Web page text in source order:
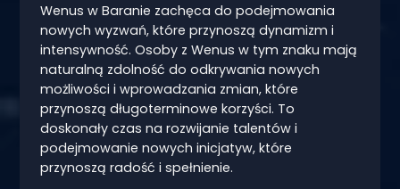
Wenus w Baranie zachęca do podejmowania
nowych wyzwań, które przynoszą dynamizm i
intensywność. Osoby z Wenus w tym znaku mają
naturalną zdolność do odkrywania nowych
możliwości i wprowadzania zmian, które
przynoszą długoterminowe korzyści. To
doskonały czas na rozwijanie talentów i
podejmowanie nowych inicjatyw, które
przynoszą radość i spełnienie.